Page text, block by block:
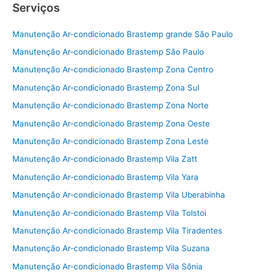
c
e
b
o
o
k
itt
er l
e
Serviços
Manutenção Ar-condicionado Brastemp grande São Paulo
Manutenção Ar-condicionado Brastemp São Paulo
Manutenção Ar-condicionado Brastemp Zona Centro
Manutenção Ar-condicionado Brastemp Zona Sul
Manutenção Ar-condicionado Brastemp Zona Norte
Manutenção Ar-condicionado Brastemp Zona Oeste
Manutenção Ar-condicionado Brastemp Zona Leste
Manutenção Ar-condicionado Brastemp Vila Zatt
Manutenção Ar-condicionado Brastemp Vila Yara
Manutenção Ar-condicionado Brastemp Vila Uberabinha
Manutenção Ar-condicionado Brastemp Vila Tolstoi
Manutenção Ar-condicionado Brastemp Vila Tiradentes
Manutenção Ar-condicionado Brastemp Vila Suzana
Manutenção Ar-condicionado Brastemp Vila Sônia